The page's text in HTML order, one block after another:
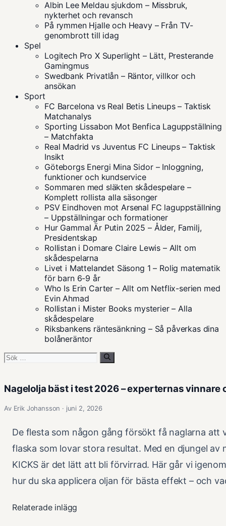
Albin Lee Meldau sjukdom – Missbruk,
nykterhet och revansch
På rymmen Hjalle och Heavy – Från TV-
genombrott till idag
Spel
Logitech Pro X Superlight – Lätt, Presterande
Gamingmus
Swedbank Privatlån – Räntor, villkor och
ansökan
Sport
FC Barcelona vs Real Betis Lineups – Taktisk
Matchanalys
Sporting Lissabon Mot Benfica Laguppställning
– Matchfakta
Real Madrid vs Juventus FC Lineups – Taktisk
Insikt
Göteborgs Energi Mina Sidor – Inloggning,
funktioner och kundservice
Sommaren med släkten skådespelare –
Komplett rollista alla säsonger
PSV Eindhoven mot Arsenal FC laguppställning
– Uppställningar och formationer
Hur Gammal Är Putin 2025 – Ålder, Familj,
Presidentskap
Rollistan i Domare Claire Lewis – Allt om
skådespelarna
Livet i Mattelandet Säsong 1 – Rolig matematik
för barn 6-9 år
Who Is Erin Carter – Allt om Netflix-serien med
Evin Ahmad
Rollistan i Mister Books mysterier – Alla
skådespelare
Riksbankens räntesänkning – Så påverkas dina
bolåneräntor
Sök
Nagelolja bäst i test 2026 – experternas vinnare
Av Erik Johansson · juni 2, 2026
De flesta som någon gång försökt få naglarna att
flaska som lovar stora resultat. Med en djungel
KICKS är det lätt att bli förvirrad. Här går vi
hur du ska applicera oljan för bästa effekt – och
Relaterade inlägg